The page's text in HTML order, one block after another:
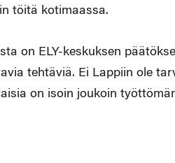
töitä kotimaassa.
on ELY-keskuksen
tehtäviä. Ei Lappiin ole
on isoin joukoin